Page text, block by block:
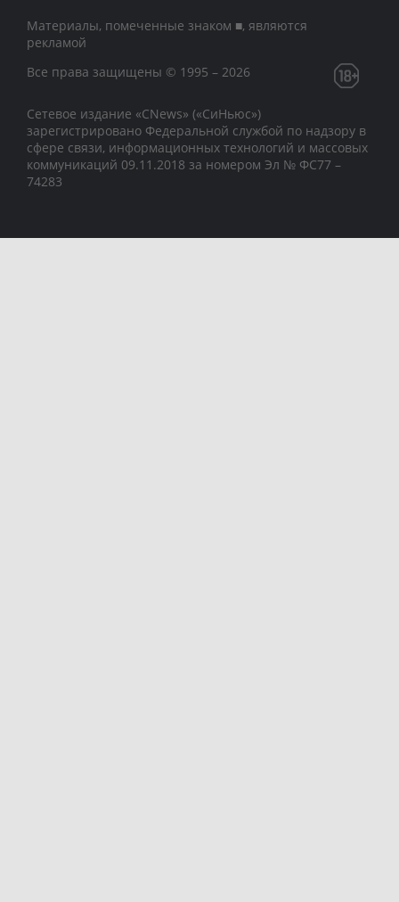
Материалы, помеченные знаком ■, являются
рекламой
Все права защищены © 1995 – 2026
Сетевое издание «CNews» («СиНьюс»)
зарегистрировано Федеральной службой по надзору в
сфере связи, информационных технологий и массовых
коммуникаций 09.11.2018 за номером Эл № ФС77 –
74283